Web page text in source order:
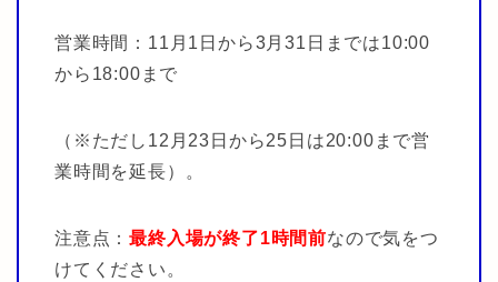
営業時間：11月1日から3月31日までは10:00
から18:00まで
（※ただし12月23日から25日は20:00まで営
業時間を延長）。
注意点：最終入場が終了1時間前なので気をつ
けてください。